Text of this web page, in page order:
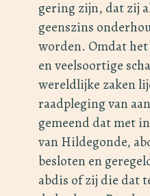
gering zijn, dat zij
geenszins
worden. Omdat
en veelsoortige
wereldlijke zaken
raadpleging van
gemeend dat met
van Hildegonde,
besloten en
abdis of zij die dat